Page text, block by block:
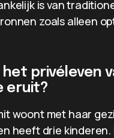
is van
zoals alleen
het privéleven
eruit?
woont met haar
heeft drie kinderen.